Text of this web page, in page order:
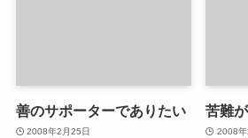
善のサポーターでありたい
2008年2月25日
苦難
2008年